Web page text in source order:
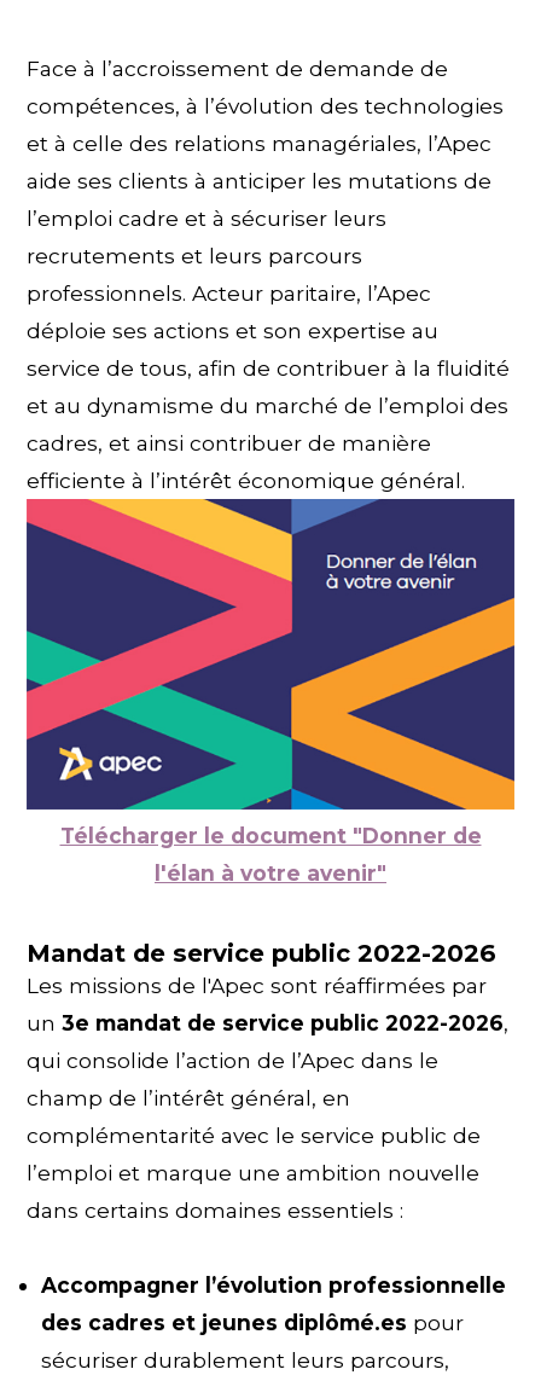
Face à l’accroissement de demande de
compétences, à l’évolution des technologies
et à celle des relations managériales, l’Apec
aide ses clients à anticiper les mutations de
l’emploi cadre et à sécuriser leurs
recrutements et leurs parcours
professionnels. Acteur paritaire, l’Apec
déploie ses actions et son expertise au
service de tous, afin de contribuer à la fluidité
et au dynamisme du marché de l’emploi des
cadres, et ainsi contribuer de manière
efficiente à l’intérêt économique général.
Télécharger le document "Donner de
l'élan à votre avenir"
Mandat de service public 2022-2026
Les missions de l'Apec sont réaffirmées par
un3e mandat de service public 2022-2026,
qui consolide l’action de l’Apec dans le
champ de l’intérêt général, en
complémentarité avec le service public de
l’emploi et marque une ambition nouvelle
dans certains domaines essentiels :
Accompagner l’évolution professionnelle
des cadres et jeunes diplômé.es pour
sécuriser durablement leurs parcours,